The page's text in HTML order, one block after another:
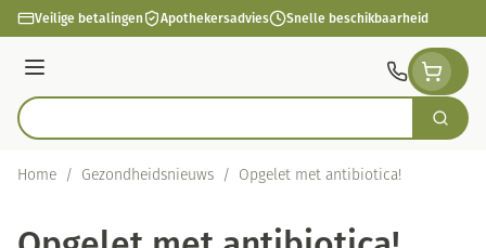
Ga naar de inhoud
Veilige betalingen Apothekersadvies Snelle beschikbaarheid
Menu
Product, merk, categorie... Zoek
Home / Gezondheidsnieuws / Opgelet met antibiotica!